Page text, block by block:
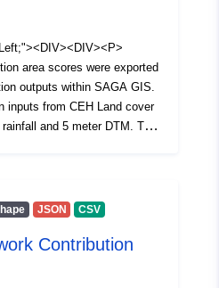
area scores were exported
outputs within SAGA GIS.
inputs from CEH Land cover
and 5 meter DTM. The
DIV></DIV>
JSON CSV
Contribution